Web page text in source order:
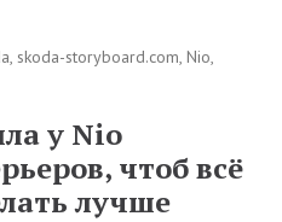
skoda-storyboard.com, Nio,
у Nio
чтоб всё
лучше